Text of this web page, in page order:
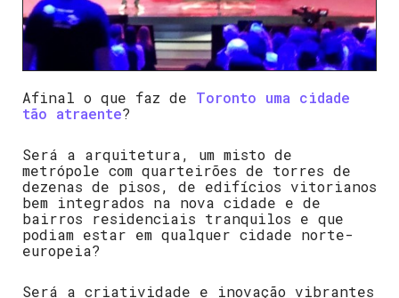
Afinal o que faz de Toronto uma cidade
tão atraente?
Será a arquitetura, um misto de
metrópole com quarteirões de torres de
dezenas de pisos, de edifícios vitorianos
bem integrados na nova cidade e de
bairros residenciais tranquilos e que
podiam estar em qualquer cidade norte-
europeia?
Será a criatividade e inovação vibrantes